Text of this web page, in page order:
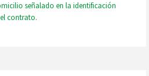
señalado en la identificación
contrato.